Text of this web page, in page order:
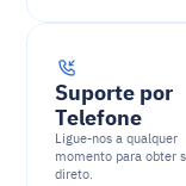
Suporte por
Telefone
Ligue-nos a qualquer
momento para obter
direto.